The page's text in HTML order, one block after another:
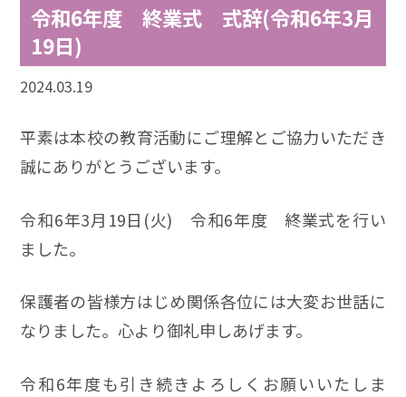
令和6年度 終業式 式辞(令和6年3月
19日)
2024.03.19
平素は本校の教育活動にご理解とご協力いただき
誠にありがとうございます。
令和6年3月19日(火) 令和6年度 終業式を行い
ました。
保護者の皆様方はじめ関係各位には大変お世話に
なりました。心より御礼申しあげます。
令和6年度も引き続きよろしくお願いいたしま